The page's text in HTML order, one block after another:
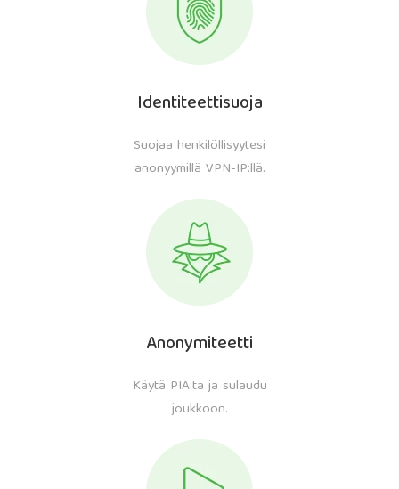
Identiteettisuoja
Suojaa henkilöllisyytesi
anonyymillä VPN-IP:llä.
Anonymiteetti
Käytä PIA:ta ja sulaudu
joukkoon.